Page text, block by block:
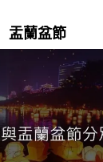
盂蘭盆節